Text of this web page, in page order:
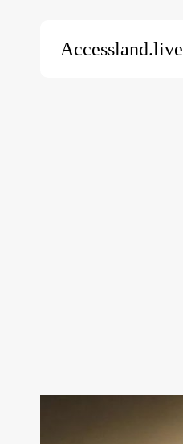
Accessland.live